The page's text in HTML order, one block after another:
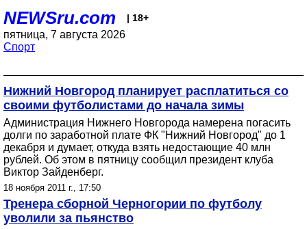
NEWSru.com | 18+
пятница, 7 августа 2026
Спорт
Нижний Новгород планирует расплатиться со
своими футболистами до начала зимы
Администрация Нижнего Новгорода намерена погасить
долги по заработной плате ФК "Нижний Новгород" до 1
декабря и думает, откуда взять недостающие 40 млн
рублей. Об этом в пятницу сообщил президент клуба
Виктор Зайденберг.
18 ноября 2011 г., 17:50
Тренера сборной Черногории по футболу
уволили за пьянство